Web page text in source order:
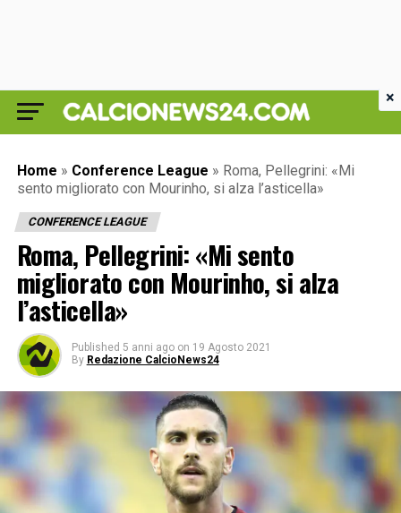
Home » Conference League » Roma, Pellegrini: «Mi
sento migliorato con Mourinho, si alza l’asticella»
CONFERENCE LEAGUE
Roma, Pellegrini: «Mi sento
migliorato con Mourinho, si alza
l’asticella»
Published 5 anni ago on 19 Agosto 2021
By Redazione CalcioNews24
×